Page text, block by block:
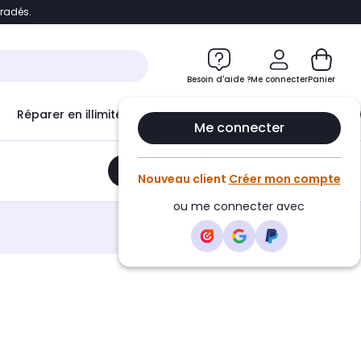
Accéder directement au chatbot
Besoin d'aide ?Me connecter
Me connecter
Nouveau client Créer mon compte
ou me connecter avec
Panier
Réparer en illimité avec Le Club Infinity
Ajouter au panier